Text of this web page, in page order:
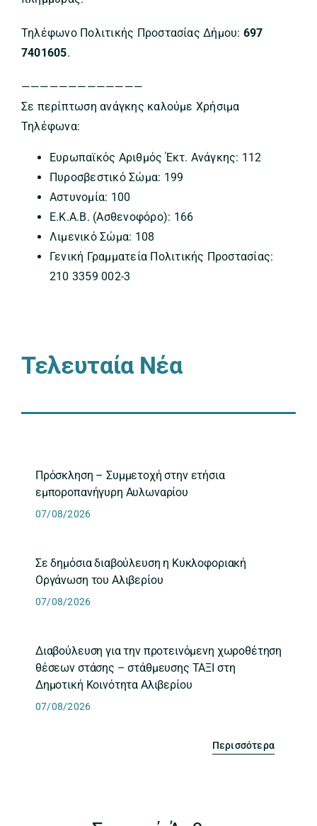
Τηλέφωνο Πολιτικής Προστασίας Δήμου: 697
7401605.
—————————————
Σε περίπτωση ανάγκης καλούμε Χρήσιμα
Τηλέφωνα:
Ευρωπαϊκός Αριθμός Έκτ. Ανάγκης: 112
Πυροσβεστικό Σώμα: 199
Αστυνομία: 100
Ε.Κ.Α.Β. (Ασθενοφόρο): 166
Λιμενικό Σώμα: 108
Γενική Γραμματεία Πολιτικής Προστασίας:
210 3359 002-3
Τελευταία Νέα
Πρόσκληση – Συμμετοχή στην ετήσια
εμποροπανήγυρη Αυλωναρίου
07/08/2026
Σε δημόσια διαβούλευση η Κυκλοφοριακή
Οργάνωση του Αλιβερίου
07/08/2026
Διαβούλευση για την προτεινόμενη χωροθέτηση
θέσεων στάσης – στάθμευσης ΤΑΞΙ στη
Δημοτική Κοινότητα Αλιβερίου
07/08/2026
Περισσότερα